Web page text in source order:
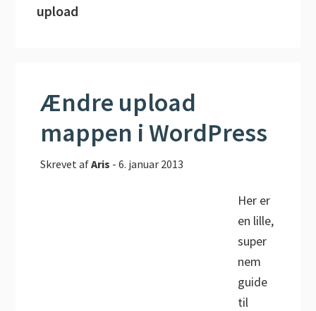
upload
Ændre upload
mappen i WordPress
Skrevet afAris -6. januar 2013
Her er
en lille,
super
nem
guide
til